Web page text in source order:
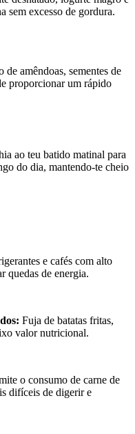
sem excesso de gordura.
de amêndoas, sementes de
proporcionar um rápido
ao teu batido matinal para
do dia, mantendo-te cheio
e cafés com alto
quedas de energia.
Fuja de batatas fritas,
valor nutricional.
o consumo de carne de
difíceis de digerir e